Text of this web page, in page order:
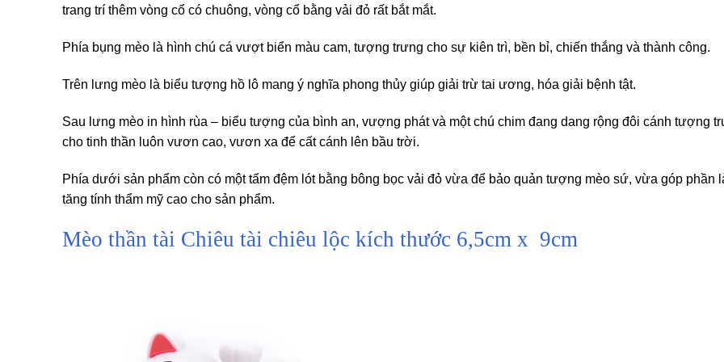
trang trí thêm vòng cổ có chuông, vòng cổ bằng vải đỏ rất bắt mắt.
Phía bụng mèo là hình chú cá vượt biển màu cam, tượng trưng cho sự kiên trì, bền bỉ, chiến thắng và thành công.
Trên lưng mèo là biểu tượng hồ lô mang ý nghĩa phong thủy giúp giải trừ tai ương, hóa giải bệnh tật.
Sau lưng mèo in hình rùa – biểu tượng của bình an, vượng phát và một chú chim đang dang rộng đôi cánh tượng
cho tinh thần luôn vươn cao, vươn xa để cất cánh lên bầu trời.
Phía dưới sản phẩm còn có một tấm đệm lót bằng bông bọc vải đỏ vừa để bảo quản tượng mèo sứ, vừa góp phần
tăng tính thẩm mỹ cao cho sản phẩm.
Mèo thần tài Chiêu tài chiêu lộc kích thước 6,5cm x 9cm